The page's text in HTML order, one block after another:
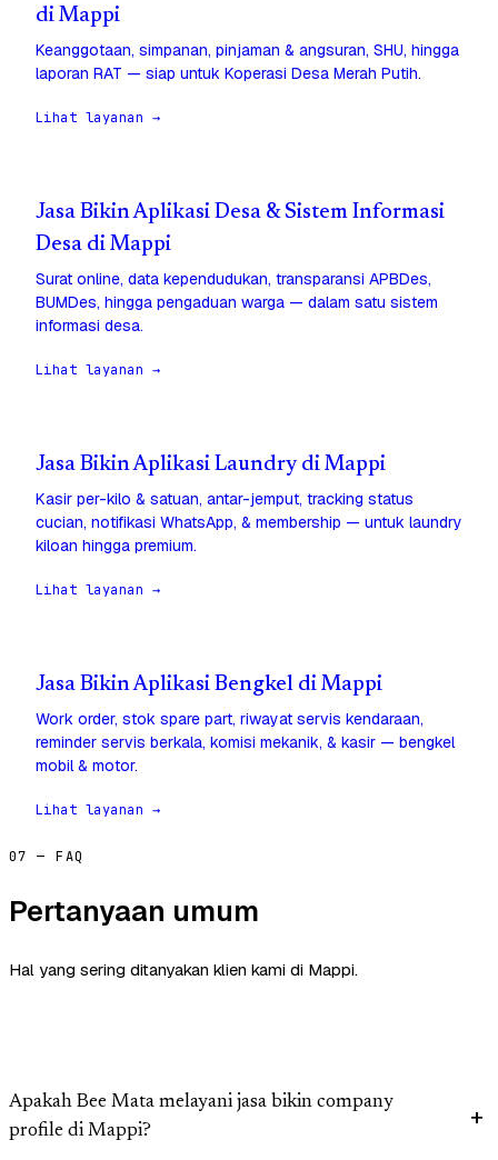
di Mappi
Keanggotaan, simpanan, pinjaman & angsuran, SHU, hingga
laporan RAT — siap untuk Koperasi Desa Merah Putih.
Lihat layanan →
Jasa Bikin Aplikasi Desa & Sistem Informasi
Desa di Mappi
Surat online, data kependudukan, transparansi APBDes,
BUMDes, hingga pengaduan warga — dalam satu sistem
informasi desa.
Lihat layanan →
Jasa Bikin Aplikasi Laundry di Mappi
Kasir per-kilo & satuan, antar-jemput, tracking status
cucian, notifikasi WhatsApp, & membership — untuk laundry
kiloan hingga premium.
Lihat layanan →
Jasa Bikin Aplikasi Bengkel di Mappi
Work order, stok spare part, riwayat servis kendaraan,
reminder servis berkala, komisi mekanik, & kasir — bengkel
mobil & motor.
Lihat layanan →
07 — FAQ
Pertanyaan umum
Hal yang sering ditanyakan klien kami di Mappi.
Apakah Bee Mata melayani jasa bikin company
profile di Mappi?